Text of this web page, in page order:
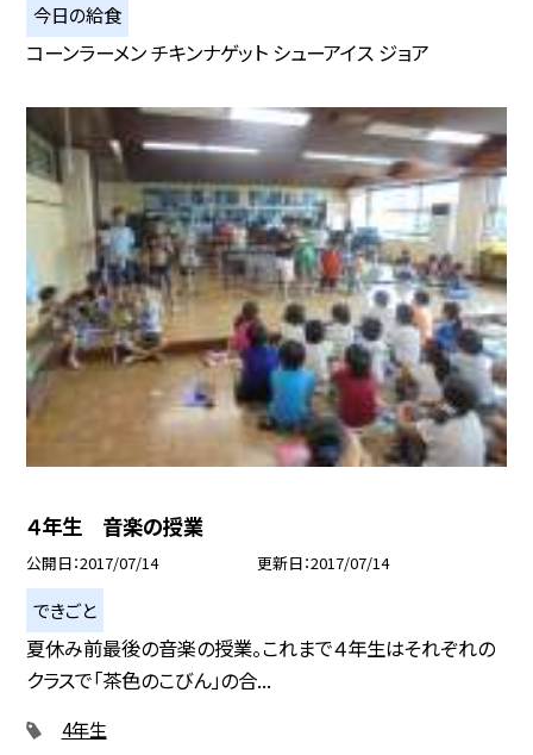
今日の給食
コーンラーメン チキンナゲット シューアイス ジョア
４年生 音楽の授業
公開日 2017/07/14 更新日 2017/07/14
できごと
夏休み前最後の音楽の授業。これまで４年生はそれぞれの
クラスで「茶色のこびん」の合...
4年生